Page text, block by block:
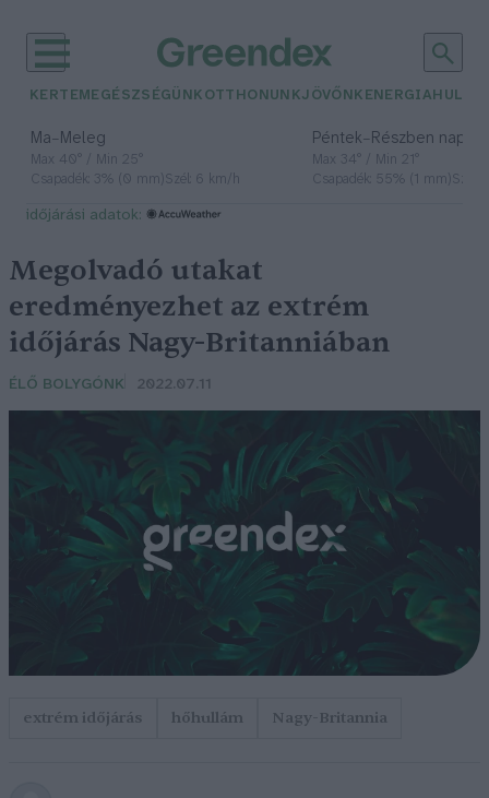
KERTEM EGÉSZSÉGÜNK OTTHONUNKJÖVŐNK ENERGIA
Ma– Meleg
Max 40° / Min 25°
Csapadék: 3% (0 mm)Szél: 6 km/h
Péntek– Részben
Max 34° / Min 21°
Csapadék: 55% (1 mm)Szél:
időjárási adatok:
Megolvadó utakat
eredményezhet az extrém
időjárás Nagy-Britanniában
ÉLŐ BOLYGÓNK 2022.07.11
extrém időjárás hőhullám Nagy-Britannia